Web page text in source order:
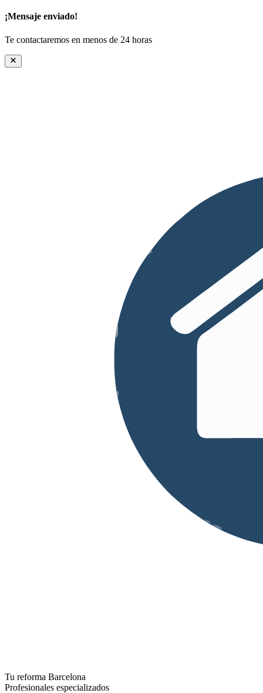
¡Mensaje enviado!
Te contactaremos en menos de 24 horas
Tu reforma Barcelona
Profesionales especializados